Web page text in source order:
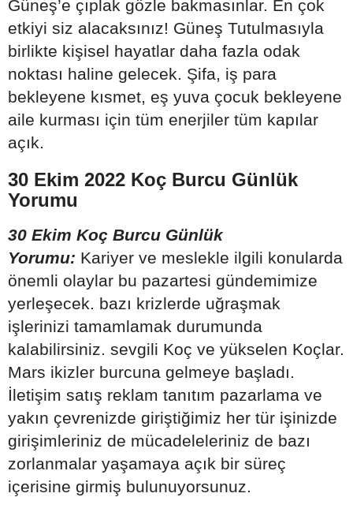
Güneş’e çıplak gözle bakmasınlar. En çok
etkiyi siz alacaksınız! Güneş Tutulmasıyla
birlikte kişisel hayatlar daha fazla odak
noktası haline gelecek. Şifa, iş para
bekleyene kısmet, eş yuva çocuk bekleyene
aile kurması için tüm enerjiler tüm kapılar
açık.
30 Ekim 2022 Koç Burcu Günlük
Yorumu
30 Ekim Koç Burcu Günlük
Yorumu: Kariyer ve meslekle ilgili konularda
önemli olaylar bu pazartesi gündemimize
yerleşecek. bazı krizlerde uğraşmak
işlerinizi tamamlamak durumunda
kalabilirsiniz. sevgili Koç ve yükselen Koçlar.
Mars ikizler burcuna gelmeye başladı.
İletişim satış reklam tanıtım pazarlama ve
yakın çevrenizde giriştiğimiz her tür işinizde
girişimleriniz de mücadeleleriniz de bazı
zorlanmalar yaşamaya açık bir süreç
içerisine girmiş bulunuyorsunuz.